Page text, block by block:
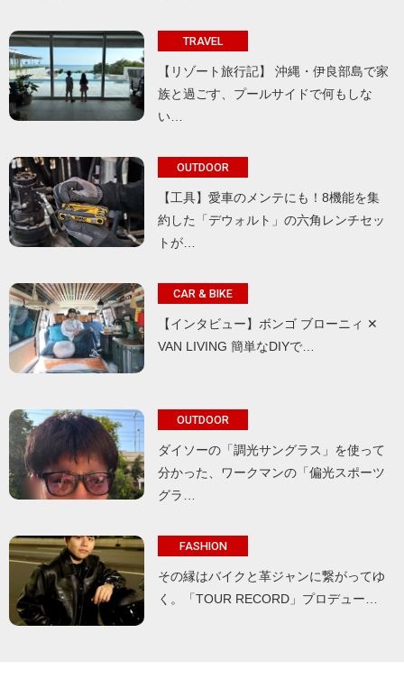
TRAVEL
【リゾート旅行記】 沖縄・伊良部島で家
族と過ごす、プールサイドで何もしな
い…
OUTDOOR
【工具】愛車のメンテにも！8機能を集
約した「デウォルト」の六角レンチセッ
トが…
CAR & BIKE
【インタビュー】ボンゴ ブローニィ ✕
VAN LIVING 簡単なDIYで…
OUTDOOR
ダイソーの「調光サングラス」を使って
分かった、ワークマンの「偏光スポーツ
グラ…
FASHION
その縁はバイクと革ジャンに繋がってゆ
く。「TOUR RECORD」プロデュー…